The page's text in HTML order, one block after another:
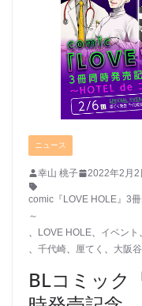
ニュース
幸山 桃子 2022年2月2
comic『LOVE HOLE』3
～
LOVE HOLE イベント
千代崎 厘てく 大阪
BLコミック